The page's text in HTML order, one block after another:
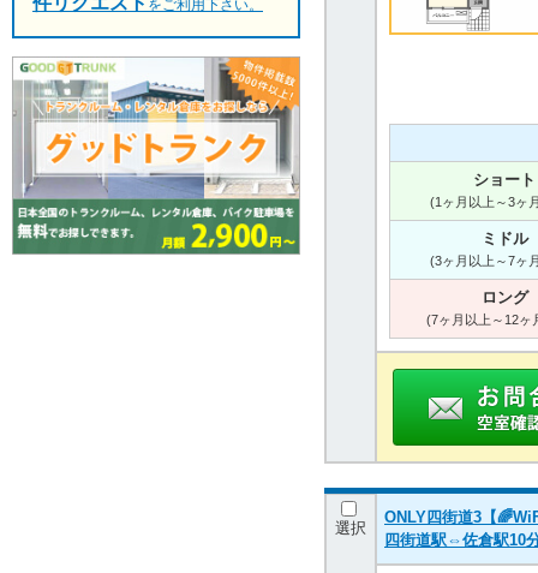
ショート
(1ヶ月以上～3ヶ
ミドル
(3ヶ月以上～7ヶ
ロング
(7ヶ月以上～12ヶ
選択
ONLY四街道3【
四街道駅⇔佐倉駅10
をご利用下さい。